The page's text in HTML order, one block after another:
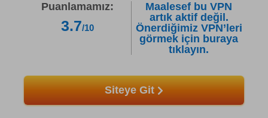
Puanlamamız:
3.7/10
Maalesef bu VPN
artık aktif değil.
Önerdiğimiz VPN’leri
görmek için buraya
tıklayın.
Siteye Git